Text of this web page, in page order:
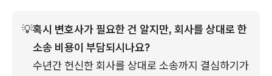
💡혹시 변호사가 필요한 건 알지만, 회사를 상대로 한
소송 비용이 부담되시나요?
수년간 헌신한 회사를 상대로 소송까지 결심하기가